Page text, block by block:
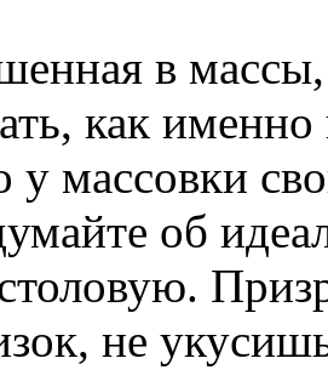
в
как именно
у массовки
об
не